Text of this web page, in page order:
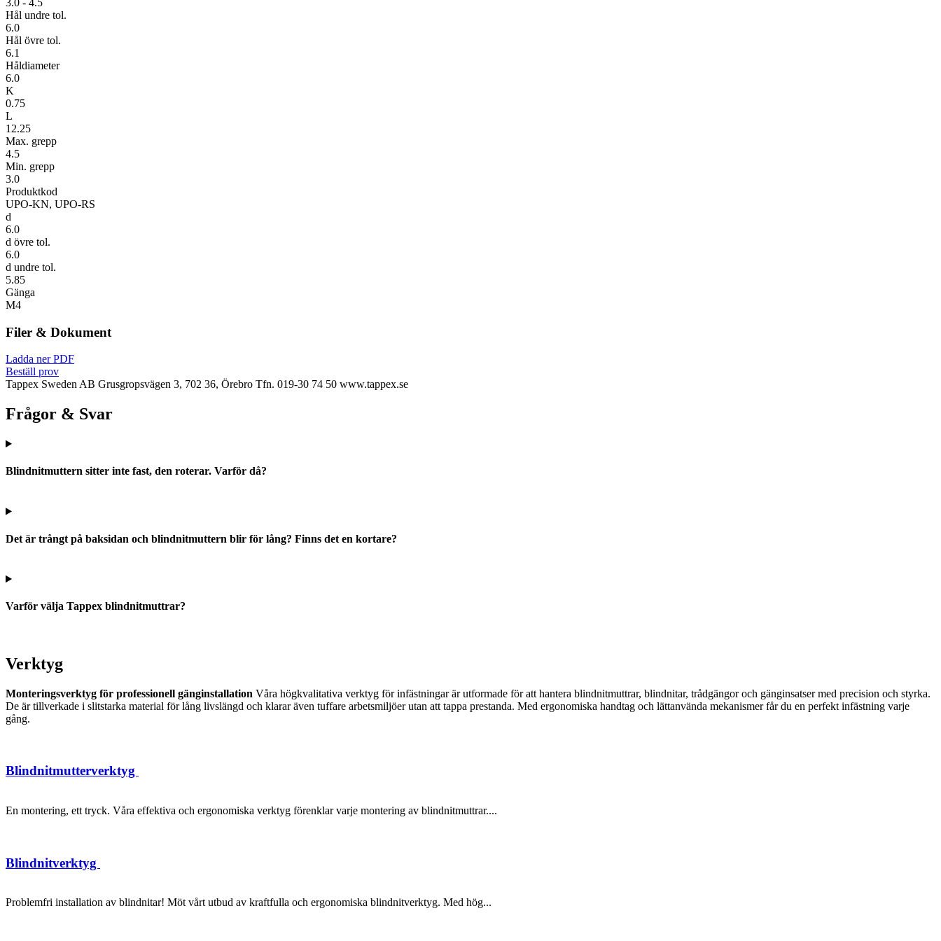
Hål undre tol.
6.0
Hål övre tol.
6.1
Håldiameter
6.0
K
0.75
L
12.25
Max. grepp
4.5
Min. grepp
3.0
Produktkod
UPO-KN, UPO-RS
d
6.0
d övre tol.
6.0
d undre tol.
5.85
Gänga
M4
Filer & Dokument
Ladda ner PDF
Beställ prov
Tappex Sweden AB Grusgropsvägen 3, 702 36, Örebro Tfn. 019-30 74 50 www.tappex.se
Frågor & Svar
Blindnitmuttern sitter inte fast, den roterar. Varför då?
Det är trångt på baksidan och blindnitmuttern blir för lång? Finns det en kortare?
Varför välja Tappex blindnitmuttrar?
Verktyg
Monteringsverktyg för professionell gänginstallation Våra högkvalitativa verktyg för infästningar är utformade för att hantera blindnitmuttrar, blindnitar, trådgängor och gänginsatser med precision och styrka.
De är tillverkade i slitstarka material för lång livslängd och klarar även tuffare arbetsmiljöer utan att tappa prestanda. Med ergonomiska handtag och lättanvända mekanismer får du en perfekt infästning varje
gång.
Blindnitmutterverktyg
En montering, ett tryck. Våra effektiva och ergonomiska verktyg förenklar varje montering av blindnitmuttrar....
Blindnitverktyg
Problemfri installation av blindnitar! Möt vårt utbud av kraftfulla och ergonomiska blindnitverktyg. Med hög...